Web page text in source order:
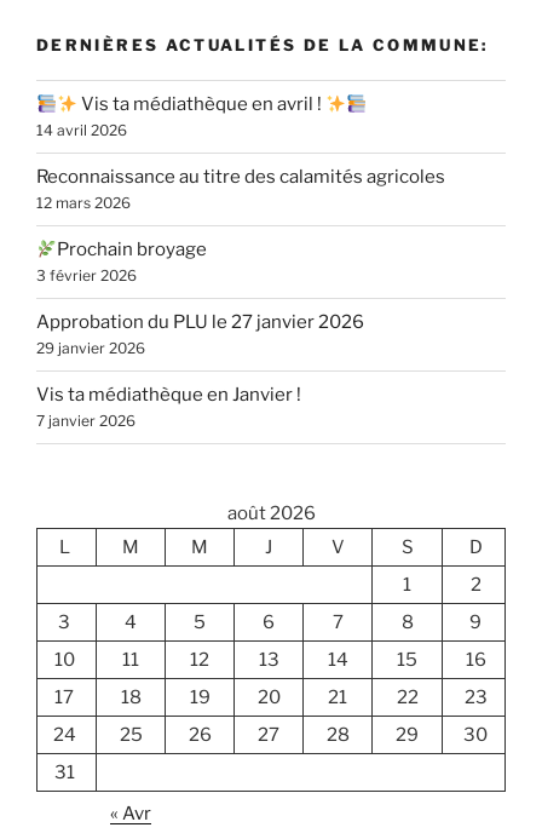
DERNIÈRES ACTUALITÉS DE LA COMMUNE:
Vis ta médiathèque en avril !
14 avril 2026
Reconnaissance au titre des calamités agricoles
12 mars 2026
Prochain broyage
3 février 2026
Approbation du PLU le 27 janvier 2026
29 janvier 2026
Vis ta médiathèque en Janvier !
7 janvier 2026
août 2026
L
M M J V S
D
1
2
3
4 5 6 7 8
9
10
11 12 13 14 15
16
17
18 19 20 21 22
23
24
25 26 27 28 29
30
31
« Avr